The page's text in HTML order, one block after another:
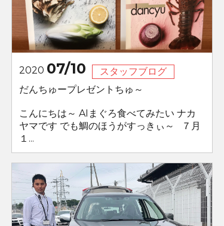
2020 07/10
スタッフブログ
だんちゅープレゼントちゅ～
こんにちは～ AIまぐろ食べてみたい ナカ
ヤマです でも鯛のほうがすっきぃ～ ７月
１...